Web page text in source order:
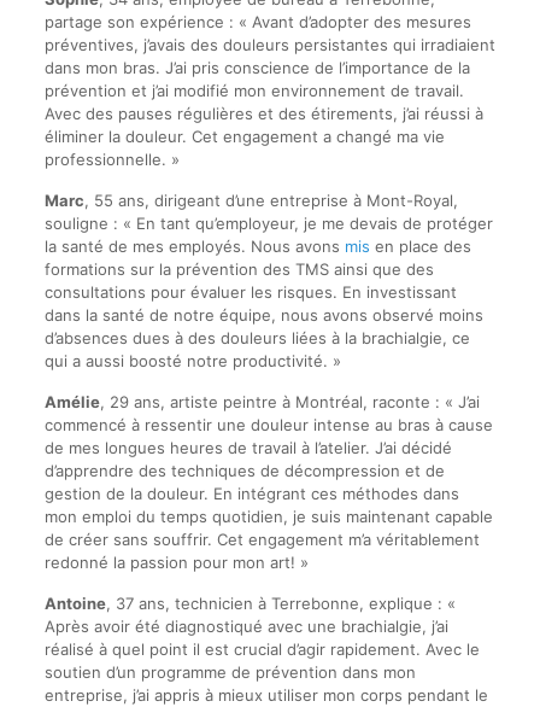
partage son expérience : « Avant d’adopter des mesures
préventives, j’avais des douleurs persistantes qui irradiaient
dans mon bras. J’ai pris conscience de l’importance de la
prévention et j’ai modifié mon environnement de travail.
Avec des pauses régulières et des étirements, j’ai réussi à
éliminer la douleur. Cet engagement a changé ma vie
professionnelle. »
Marc, 55 ans, dirigeant d’une entreprise à Mont-Royal,
souligne : « En tant qu’employeur, je me devais de protéger
la santé de mes employés. Nous avons mis en place des
formations sur la prévention des TMS ainsi que des
consultations pour évaluer les risques. En investissant
dans la santé de notre équipe, nous avons observé moins
d’absences dues à des douleurs liées à la brachialgie, ce
qui a aussi boosté notre productivité. »
Amélie, 29 ans, artiste peintre à Montréal, raconte : « J’ai
commencé à ressentir une douleur intense au bras à cause
de mes longues heures de travail à l’atelier. J’ai décidé
d’apprendre des techniques de décompression et de
gestion de la douleur. En intégrant ces méthodes dans
mon emploi du temps quotidien, je suis maintenant capable
de créer sans souffrir. Cet engagement m’a véritablement
redonné la passion pour mon art! »
Antoine, 37 ans, technicien à Terrebonne, explique : «
Après avoir été diagnostiqué avec une brachialgie, j’ai
réalisé à quel point il est crucial d’agir rapidement. Avec le
soutien d’un programme de prévention dans mon
entreprise, j’ai appris à mieux utiliser mon corps pendant le